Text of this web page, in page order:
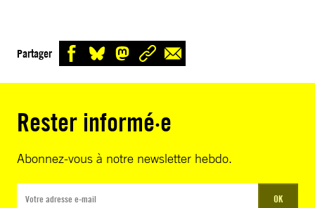
Partager
Rester informé·e
Abonnez-vous à notre newsletter hebdo.
OK